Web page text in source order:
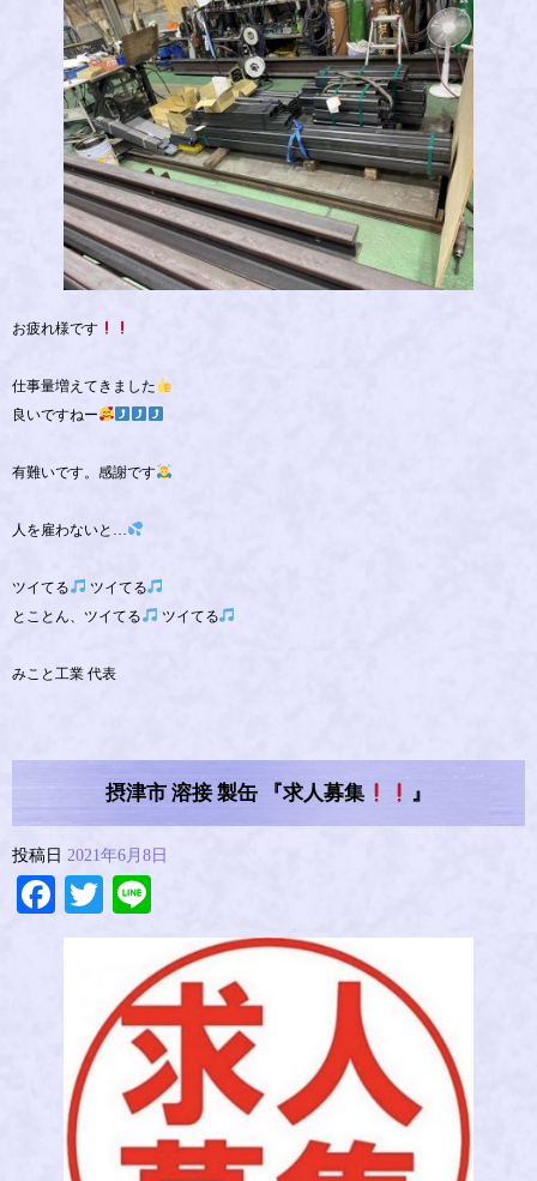
お疲れ様です
仕事量増えてきました
良いですねー
有難いです。感謝です
人を雇わないと…
ツイてる
ツイてる
とことん、ツイてる
ツイてる
みこと工業 代表
摂津市 溶接 製缶 『求人募集 』
投稿日 2021年6月8日
Facebook
Twitter